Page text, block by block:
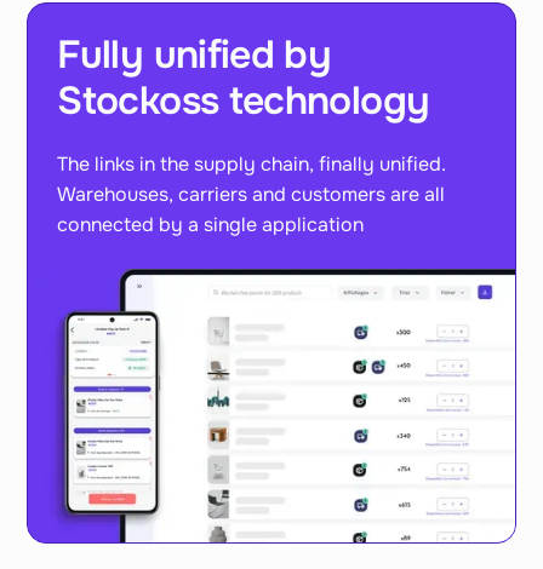
Fully unified by
Stockoss technology
The links in the supply chain, finally unified.
Warehouses, carriers and customers are all
connected by a single application